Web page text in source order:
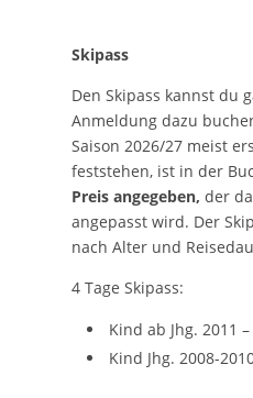
Skipass
Den Skipass kannst du
Anmeldung dazu
Saison 2026/27 meist
feststehen, ist in der
Preis angegeben, der
angepasst wird. Der
nach Alter und
4 Tage Skipass:
Kind ab Jhg. 2011
Kind Jhg. 2008-